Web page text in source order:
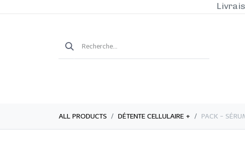
ALL PRODUCTS DÉTENTE CELLULAIRE + PACK -